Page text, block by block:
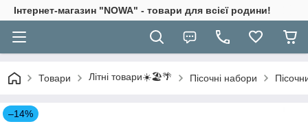
Інтернет-магазин "NOWA" - товари для всієї родини!
Товари Літні товари☀️🏖️🌴 Пісочні набори
–14%